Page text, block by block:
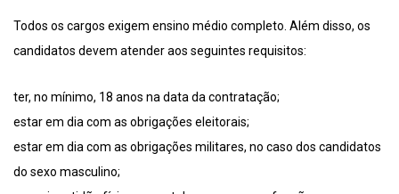
Todos os cargos exigem ensino médio completo. Além disso, os
candidatos devem atender aos seguintes requisitos:
ter, no mínimo, 18 anos na data da contratação;
estar em dia com as obrigações eleitorais;
estar em dia com as obrigações militares, no caso dos candidatos
do sexo masculino;